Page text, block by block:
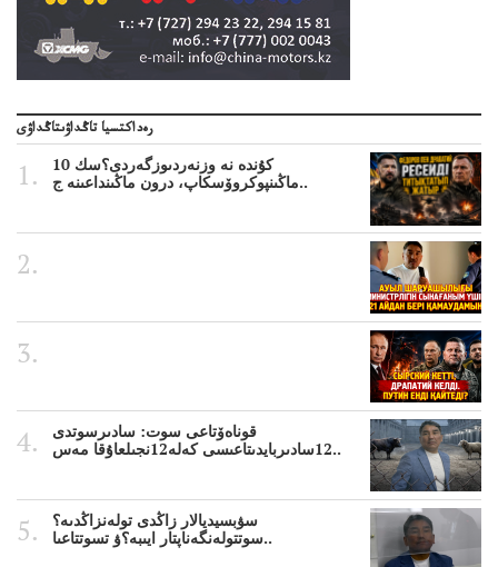
رەداكتسيا تاڭداۋىتاڭداۋى
10 كۇندە نە وزنەردىوزگەردى؟سك
ماڭىنپوكروۆسكاپ، درون ماڭىنداعىنە ج..
قوناەۆتاعى سوت: سادىرسوتدى
12سادىربايدىتاعىسى كەلە12نجىلعاۇقا مەس..
سۋبسيديالار زاڭدى تولەنزاڭدىە؟
سوتتولەنگەناپتار ايىبە؟ۋ تسوتتاعىا..